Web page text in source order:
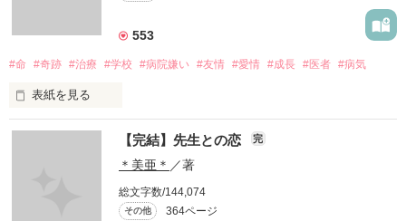
私には、あなたの母親になる資格はありますか？
あなたのママになる事はできますか？
あなたの母親になりたい…
553
#命 #奇跡 #治療 #学校 #病院嫌い #友情 #愛情 #成長 #医者 #病気
表紙を見る
【完結】先生との恋 完
＊美亜＊ ／著
総文字数/144,074
その他 364ページ